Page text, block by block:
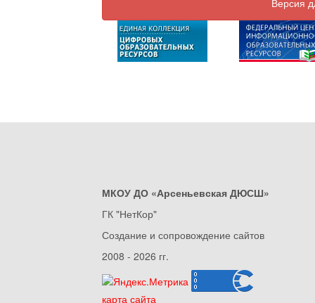
МКОУ ДО «Арсеньевская ДЮСШ»
ГК "НетКор"
Создание и сопровождение сайтов
2008 - 2026 гг.
карта сайта